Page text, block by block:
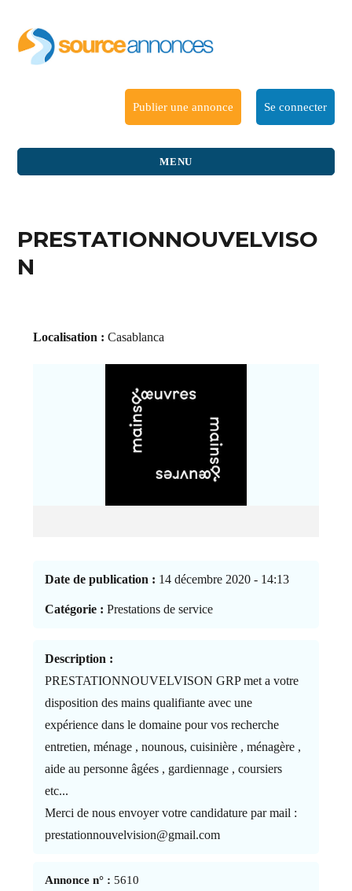
Publier une annonce Se connecter
MENU
PRESTATIONNOUVELVISO
N
Localisation : Casablanca
Date de publication : 14 décembre 2020 - 14:13
Catégorie : Prestations de service
Description :
PRESTATIONNOUVELVISON GRP met a votre
disposition des mains qualifiante avec une
expérience dans le domaine pour vos recherche
entretien, ménage , nounous, cuisinière , ménagère ,
aide au personne âgées , gardiennage , coursiers
etc...
Merci de nous envoyer votre candidature par mail :
prestationnouvelvision@gmail.com
Annonce n° :5610